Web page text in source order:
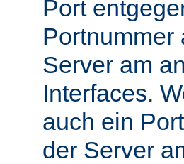
Port
Portnummer
Server am
Interfaces.
auch ein
der Server